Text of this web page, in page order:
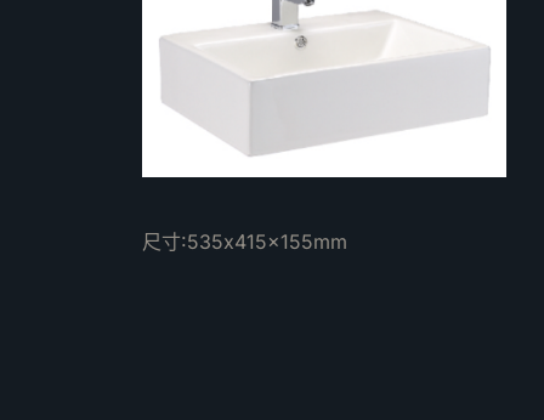
尺寸:535x415x155mm